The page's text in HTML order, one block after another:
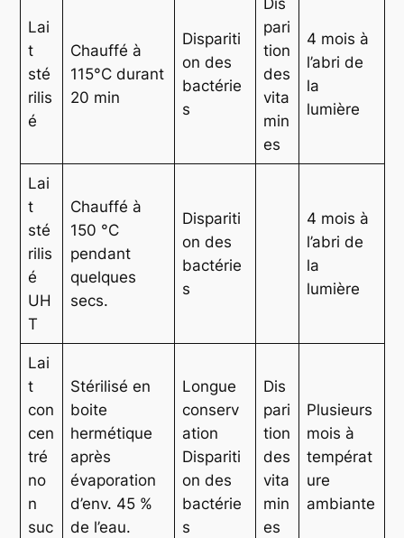
Lai
t
sté
rilis
é
Chauffé à
115°C durant
20 min
Dispariti
on des
bactérie
s
Dis
pari
tion
des
vita
min
es
4 mois à
l’abri de
la
lumière
Lai
t
sté
rilis
é
UH
T
Chauffé à
150 °C
pendant
quelques
secs.
Dispariti
on des
bactérie
s
4 mois à
l’abri de
la
lumière
Lai
t
con
cen
tré
no
n
suc
Stérilisé en
boite
hermétique
après
évaporation
d’env. 45 %
de l’eau.
Longue
conserv
ation
Dispariti
on des
bactérie
s
Dis
pari
tion
des
vita
min
es
Plusieurs
mois à
températ
ure
ambiante